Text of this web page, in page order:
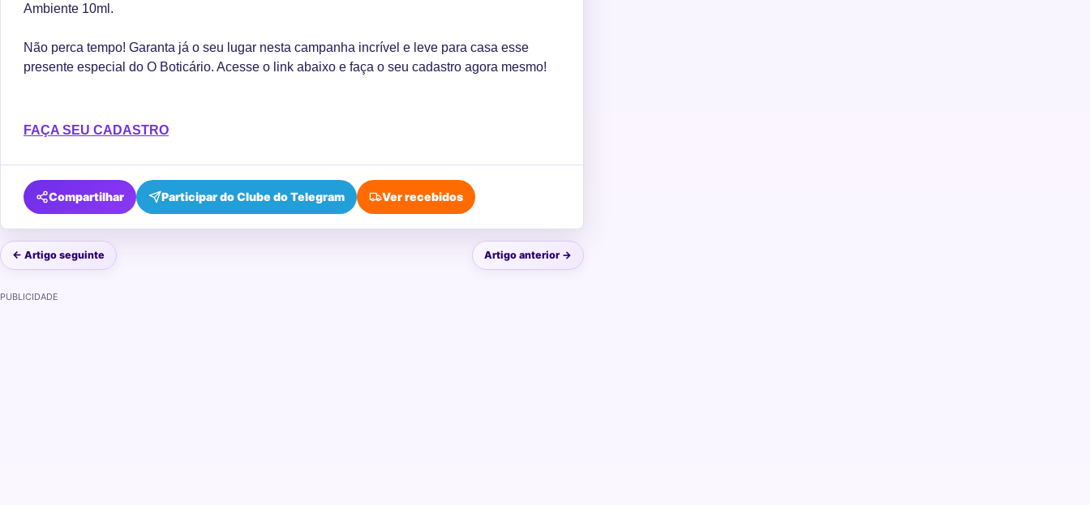
Ambiente 10ml.
Não perca tempo! Garanta já o seu lugar nesta campanha incrível e leve para casa esse
presente especial do O Boticário. Acesse o link abaixo e faça o seu cadastro agora mesmo!
FAÇA SEU CADASTRO
Compartilhar Participar do Clube do Telegram Ver recebidos
← Artigo seguinte Artigo anterior →
PUBLICIDADE